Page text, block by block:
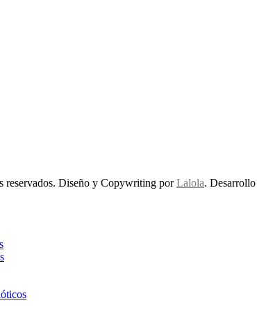
reservados. Diseño y Copywriting porLalola.